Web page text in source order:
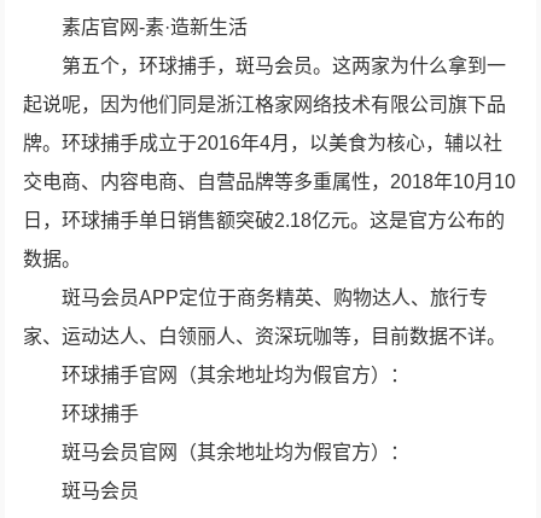
素店官网-素·造新生活
第五个，环球捕手，斑马会员。这两家为什么拿到一
起说呢，因为他们同是浙江格家网络技术有限公司旗下品
牌。环球捕手成立于2016年4月，以美食为核心，辅以社
交电商、内容电商、自营品牌等多重属性，2018年10月10
日，环球捕手单日销售额突破2.18亿元。这是官方公布的
数据。
斑马会员APP定位于商务精英、购物达人、旅行专
家、运动达人、白领丽人、资深玩咖等，目前数据不详。
环球捕手官网（其余地址均为假官方）：
环球捕手
斑马会员官网（其余地址均为假官方）：
斑马会员